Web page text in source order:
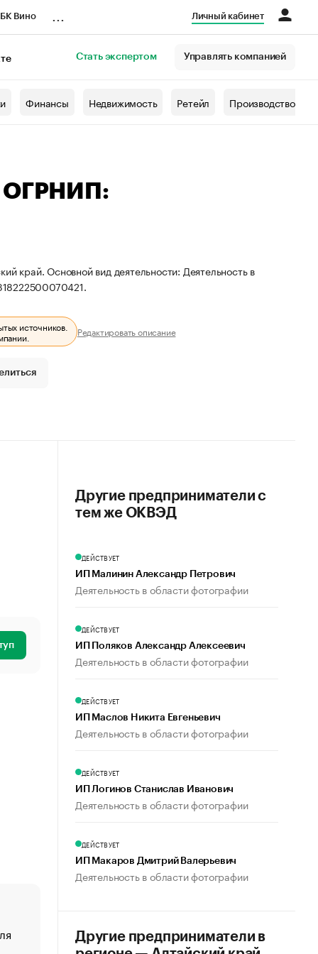
Вино Личный кабинет
Стать экспертом Управлять компанией
Финансы Недвижимость Ретейл Производство
ОГРНИП:
край. Основной вид деятельности: Деятельность в
источников.
Редактировать описание
«От спорта тело стареет иначе». Как живет глава
создавшей GTA
Другие предприниматели с
тем же ОКВЭД
ДЕЙСТВУЕТ
ИП Малинин Александр Петрович
Деятельность в области фотографии
ДЕЙСТВУЕТ
ИП Поляков Александр Алексеевич
Деятельность в области фотографии
ДЕЙСТВУЕТ
ИП Маслов Никита Евгеньевич
Деятельность в области фотографии
ДЕЙСТВУЕТ
ИП Логинов Станислав Иванович
Деятельность в области фотографии
ДЕЙСТВУЕТ
ИП Макаров Дмитрий Валерьевич
Деятельность в области фотографии
Другие предприниматели в